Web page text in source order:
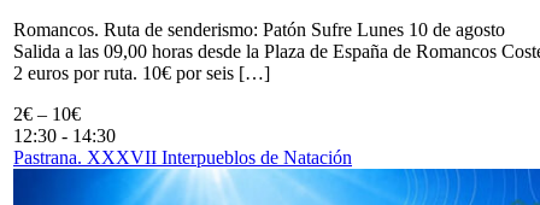
Romancos. Ruta de senderismo: Patón Sufre Lunes 10 de agosto
Salida a las 09,00 horas desde la Plaza de España de Romancos
2 euros por ruta. 10€ por seis […]
2€ – 10€
12:30 - 14:30
Pastrana. XXXVII Interpueblos de Natación